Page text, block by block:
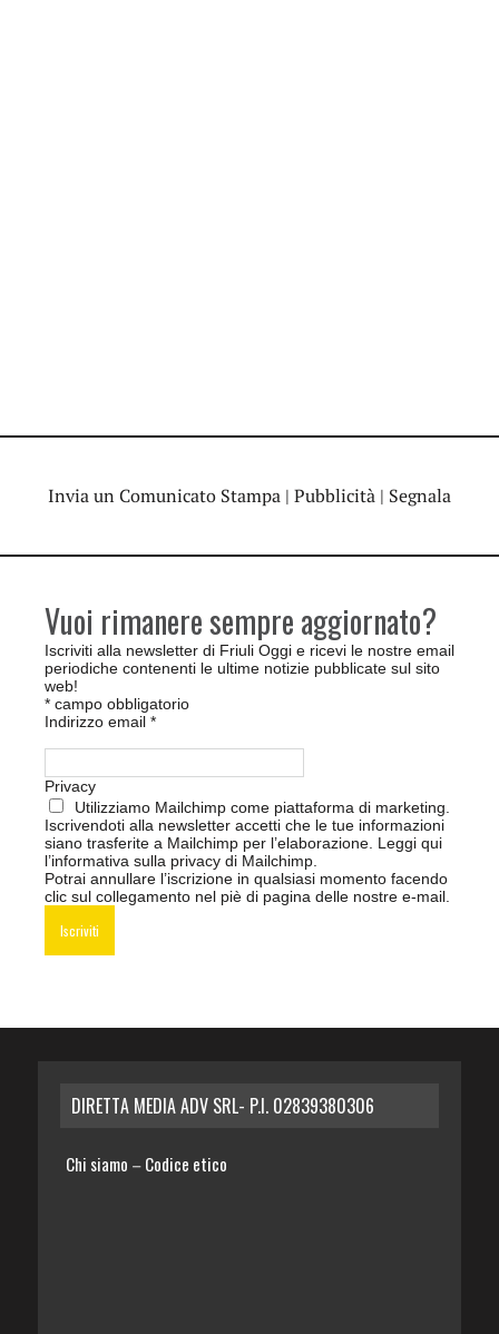
Invia un Comunicato Stampa | Pubblicità | Segnala
Vuoi rimanere sempre aggiornato?
Iscriviti alla newsletter di Friuli Oggi e ricevi le nostre email
periodiche contenenti le ultime notizie pubblicate sul sito
web!
* campo obbligatorio
Indirizzo email *
Privacy
Utilizziamo Mailchimp come piattaforma di marketing.
Iscrivendoti alla newsletter accetti che le tue informazioni
siano trasferite a Mailchimp per l’elaborazione. Leggi qui
l’informativa sulla privacy di Mailchimp.
Potrai annullare l’iscrizione in qualsiasi momento facendo
clic sul collegamento nel piè di pagina delle nostre e-mail.
DIRETTA MEDIA ADV SRL- P.I. 02839380306
Chi siamo – Codice etico